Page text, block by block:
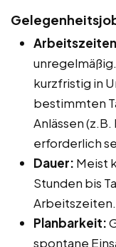
kurzfristig in
bestimmten
Anlässen
erforderlich
Dauer: Meist
Stunden bis
Arbeitszeiten.
Planbarkeit:
spontane